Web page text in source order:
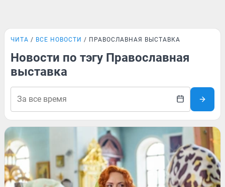
ЧИТА ВСЕ НОВОСТИ ПРАВОСЛАВНАЯ ВЫСТАВКА
Новости по тэгу Православная
выставка